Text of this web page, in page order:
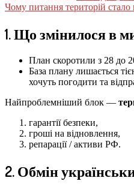
Чому питання територій
1. Що змінилося в
План скоротили з 28 до
База плану лишається
хочуть погодити та
Найпроблемніший блок —
гарантії безпеки,
гроші на відновлення,
репарації / активи РФ.
2. Обмін